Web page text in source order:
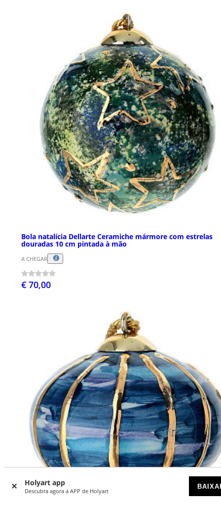
Holyart app
Descubra agora a APP de Holyart
Bola natalícia Dellarte Ceramiche mármore com estrelas
douradas 10 cm pintada à mão
A CHEGAR
€ 70,00